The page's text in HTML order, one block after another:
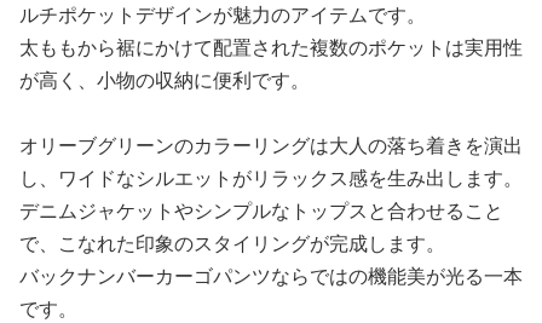
ルチポケットデザインが魅力のアイテムです。
太ももから裾にかけて配置された複数のポケットは実用性
が高く、小物の収納に便利です。
オリーブグリーンのカラーリングは大人の落ち着きを演出
し、ワイドなシルエットがリラックス感を生み出します。
デニムジャケットやシンプルなトップスと合わせること
で、こなれた印象のスタイリングが完成します。
バックナンバーカーゴパンツならではの機能美が光る一本
です。